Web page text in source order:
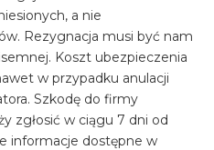
a nie
Rezygnacja musi być nam
Koszt ubezpieczenia
w przypadku anulacji
Szkodę do firmy
zgłosić w ciągu 7 dni od
informacje dostępne w